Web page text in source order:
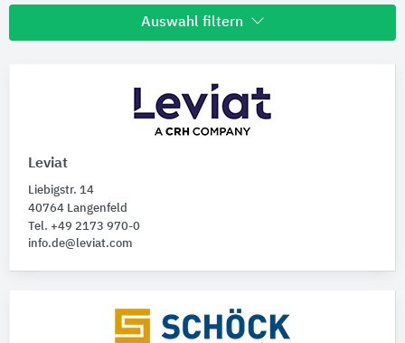
Auswahl filtern
Umweltdeklarationen (EPDs)
Bewehrungstechnik
Bewehrungsanschlüsse
Leviat
Liebigstr. 14
40764 Langenfeld
Tel. +49 2173 970-0
info.de@leviat.com